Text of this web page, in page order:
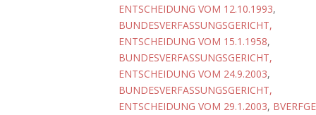
ENTSCHEIDUNG VOM 12.10.1993,
BUNDESVERFASSUNGSGERICHT,
ENTSCHEIDUNG VOM 15.1.1958,
BUNDESVERFASSUNGSGERICHT,
ENTSCHEIDUNG VOM 24.9.2003,
BUNDESVERFASSUNGSGERICHT,
ENTSCHEIDUNG VOM 29.1.2003,